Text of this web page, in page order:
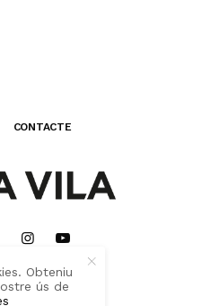
CONTACTE
Obteniu
ús de